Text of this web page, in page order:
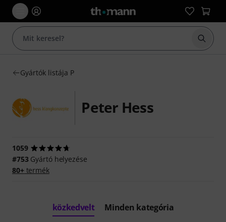
Gyártók listája P
Peter Hess
1059
#753Gyártó helyezése
80+termék
közkedvelt Minden kategória